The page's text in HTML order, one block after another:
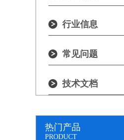
行业信息
常见问题
技术文档
热门产品
PRODUCT